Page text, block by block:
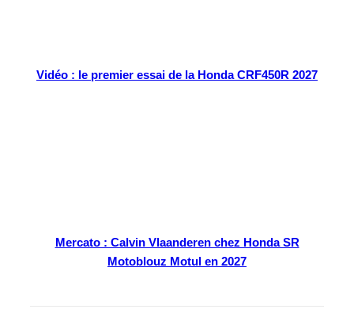
Vidéo : le premier essai de la Honda CRF450R 2027
Mercato : Calvin Vlaanderen chez Honda SR
Motoblouz Motul en 2027